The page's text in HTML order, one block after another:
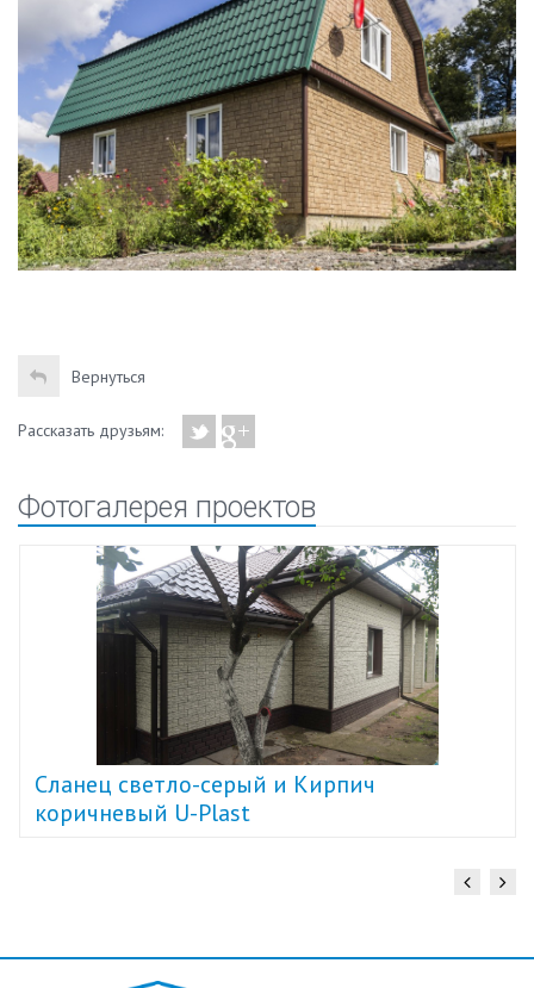
Вернуться
Рассказать друзьям:
Фотогалерея проектов
Cланец светло-серый и Кирпич
коричневый U-Plast